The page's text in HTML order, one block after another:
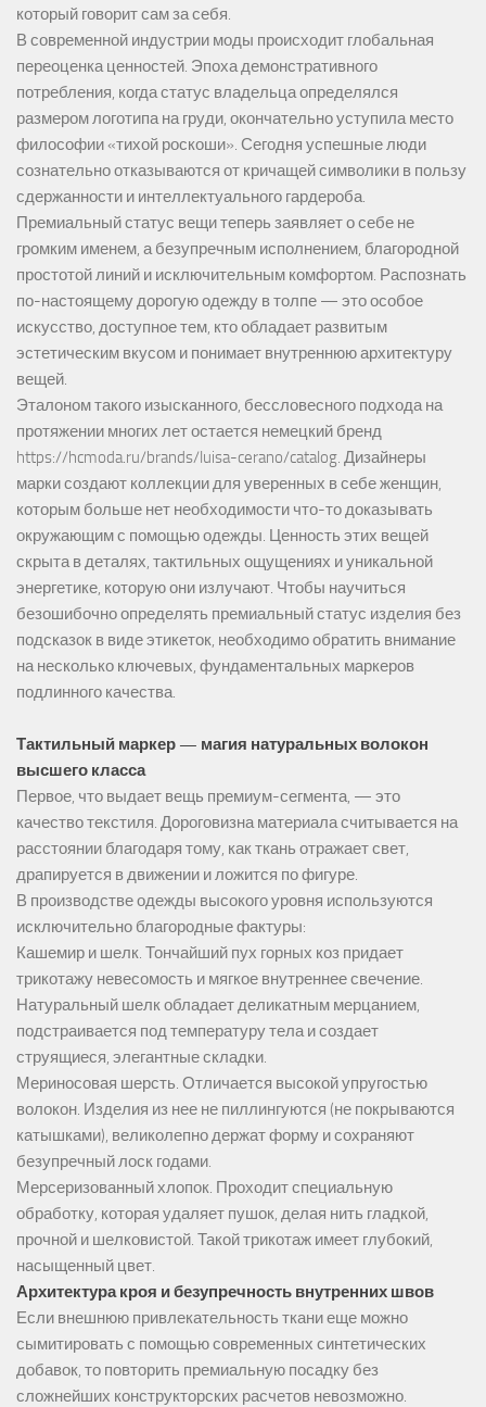
который говорит сам за себя.
В современной индустрии моды происходит глобальная
переоценка ценностей. Эпоха демонстративного
потребления, когда статус владельца определялся
размером логотипа на груди, окончательно уступила место
философии «тихой роскоши». Сегодня успешные люди
сознательно отказываются от кричащей символики в пользу
сдержанности и интеллектуального гардероба.
Премиальный статус вещи теперь заявляет о себе не
громким именем, а безупречным исполнением, благородной
простотой линий и исключительным комфортом. Распознать
по-настоящему дорогую одежду в толпе — это особое
искусство, доступное тем, кто обладает развитым
эстетическим вкусом и понимает внутреннюю архитектуру
вещей.
Эталоном такого изысканного, бессловесного подхода на
протяжении многих лет остается немецкий бренд
https://hcmoda.ru/brands/luisa-cerano/catalog . Дизайнеры
марки создают коллекции для уверенных в себе женщин,
которым больше нет необходимости что-то доказывать
окружающим с помощью одежды. Ценность этих вещей
скрыта в деталях, тактильных ощущениях и уникальной
энергетике, которую они излучают. Чтобы научиться
безошибочно определять премиальный статус изделия без
подсказок в виде этикеток, необходимо обратить внимание
на несколько ключевых, фундаментальных маркеров
подлинного качества.
Тактильный маркер — магия натуральных волокон
высшего класса
Первое, что выдает вещь премиум-сегмента, — это
качество текстиля. Дороговизна материала считывается на
расстоянии благодаря тому, как ткань отражает свет,
драпируется в движении и ложится по фигуре.
В производстве одежды высокого уровня используются
исключительно благородные фактуры:
Кашемир и шелк. Тончайший пух горных коз придает
трикотажу невесомость и мягкое внутреннее свечение.
Натуральный шелк обладает деликатным мерцанием,
подстраивается под температуру тела и создает
струящиеся, элегантные складки.
Мериносовая шерсть. Отличается высокой упругостью
волокон. Изделия из нее не пиллингуются (не покрываются
катышками), великолепно держат форму и сохраняют
безупречный лоск годами.
Мерсеризованный хлопок. Проходит специальную
обработку, которая удаляет пушок, делая нить гладкой,
прочной и шелковистой. Такой трикотаж имеет глубокий,
насыщенный цвет.
Архитектура кроя и безупречность внутренних швов
Если внешнюю привлекательность ткани еще можно
сымитировать с помощью современных синтетических
добавок, то повторить премиальную посадку без
сложнейших конструкторских расчетов невозможно.